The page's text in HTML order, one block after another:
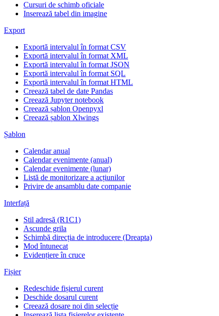
Cursuri de schimb oficiale
Inserează tabel din imagine
Export
Exportă intervalul în format CSV
Exportă intervalul în format XML
Exportă intervalul în format JSON
Exportă intervalul în format SQL
Exportă intervalul în format HTML
Creează tabel de date Pandas
Creează Jupyter notebook
Creează șablon Openpyxl
Creează șablon Xlwings
Șablon
Calendar anual
Calendar evenimente (anual)
Calendar evenimente (lunar)
Listă de monitorizare a acțiunilor
Privire de ansamblu date companie
Interfață
Stil adresă (R1C1)
Ascunde grila
Schimbă direcția de introducere (Dreapta)
Mod întunecat
Evidențiere în cruce
Fișier
Redeschide fișierul curent
Deschide dosarul curent
Creează dosare noi din selecție